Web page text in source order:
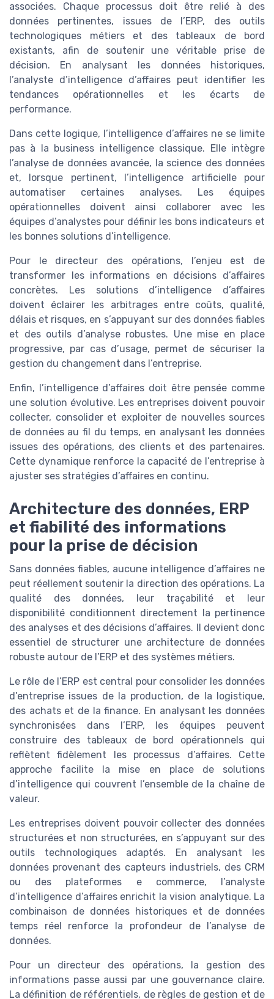
associées. Chaque processus doit être relié à des
données pertinentes, issues de l’ERP, des outils
technologiques métiers et des tableaux de bord
existants, afin de soutenir une véritable prise de
décision. En analysant les données historiques,
l’analyste d’intelligence d’affaires peut identifier les
tendances opérationnelles et les écarts de
performance.
Dans cette logique, l’intelligence d’affaires ne se limite
pas à la business intelligence classique. Elle intègre
l’analyse de données avancée, la science des données
et, lorsque pertinent, l’intelligence artificielle pour
automatiser certaines analyses. Les équipes
opérationnelles doivent ainsi collaborer avec les
équipes d’analystes pour définir les bons indicateurs et
les bonnes solutions d’intelligence.
Pour le directeur des opérations, l’enjeu est de
transformer les informations en décisions d’affaires
concrètes. Les solutions d’intelligence d’affaires
doivent éclairer les arbitrages entre coûts, qualité,
délais et risques, en s’appuyant sur des données fiables
et des outils d’analyse robustes. Une mise en place
progressive, par cas d’usage, permet de sécuriser la
gestion du changement dans l’entreprise.
Enfin, l’intelligence d’affaires doit être pensée comme
une solution évolutive. Les entreprises doivent pouvoir
collecter, consolider et exploiter de nouvelles sources
de données au fil du temps, en analysant les données
issues des opérations, des clients et des partenaires.
Cette dynamique renforce la capacité de l’entreprise à
ajuster ses stratégies d’affaires en continu.
Architecture des données, ERP
et fiabilité des informations
pour la prise de décision
Sans données fiables, aucune intelligence d’affaires ne
peut réellement soutenir la direction des opérations. La
qualité des données, leur traçabilité et leur
disponibilité conditionnent directement la pertinence
des analyses et des décisions d’affaires. Il devient donc
essentiel de structurer une architecture de données
robuste autour de l’ERP et des systèmes métiers.
Le rôle de l’ERP est central pour consolider les données
d’entreprise issues de la production, de la logistique,
des achats et de la finance. En analysant les données
synchronisées dans l’ERP, les équipes peuvent
construire des tableaux de bord opérationnels qui
reflètent fidèlement les processus d’affaires. Cette
approche facilite la mise en place de solutions
d’intelligence qui couvrent l’ensemble de la chaîne de
valeur.
Les entreprises doivent pouvoir collecter des données
structurées et non structurées, en s’appuyant sur des
outils technologiques adaptés. En analysant les
données provenant des capteurs industriels, des CRM
ou des plateformes e commerce, l’analyste
d’intelligence d’affaires enrichit la vision analytique. La
combinaison de données historiques et de données
temps réel renforce la profondeur de l’analyse de
données.
Pour un directeur des opérations, la gestion des
informations passe aussi par une gouvernance claire.
La définition de référentiels, de règles de gestion et de